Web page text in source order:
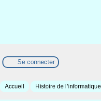
Se connecter
Accueil Histoire de l’informatique